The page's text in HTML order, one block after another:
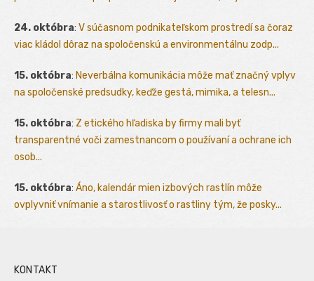
24. októbra: V súčasnom podnikateľskom prostredí sa čoraz
viac kládol dôraz na spoločenskú a environmentálnu zodp...
15. októbra: Neverbálna komunikácia môže mať značný vplyv
na spoločenské predsudky, keďže gestá, mimika, a telesn...
15. októbra: Z etického hľadiska by firmy mali byť
transparentné voči zamestnancom o používaní a ochrane ich
osob...
15. októbra: Áno, kalendár mien izbových rastlín môže
ovplyvniť vnímanie a starostlivosť o rastliny tým, že posky...
KONTAKT